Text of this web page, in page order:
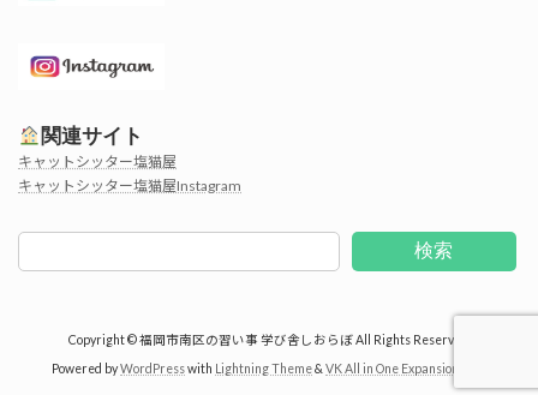
関連サイト
キャットシッター塩猫屋
キャットシッター塩猫屋Instagram
検索
Copyright © 福岡市南区の習い事 学び舎しおらぼ All Rights Reserved.
Powered byWordPresswith Lightning Theme& VK All in One Expansion Unit